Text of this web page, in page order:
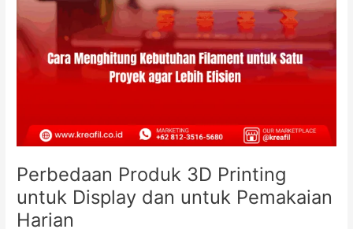
Perbedaan Produk 3D Printing
untuk Display dan untuk Pemakaian
Harian